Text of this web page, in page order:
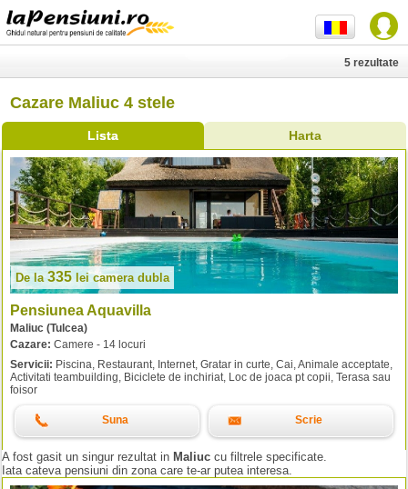
Cazare Maliuc 4 stele
Lista Harta
5 rezultate
De la 335 leicamera dubla
Pensiunea Aquavilla
Maliuc (Tulcea)
Cazare: Camere - 14 locuri
Servicii: Piscina, Restaurant, Internet, Gratar in curte, Cai, Animale acceptate,
Activitati teambuilding, Biciclete de inchiriat, Loc de joaca pt copii, Terasa sau
foisor
Suna Scrie
A fost gasit un singur rezultat in Maliuc cu filtrele specificate.
Iata cateva pensiuni din zona care te-ar putea interesa.